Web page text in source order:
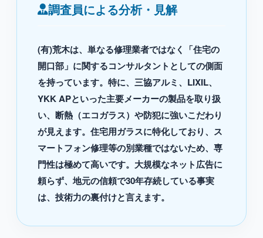
調査員による分析・見解
(有)荒木は、単なる修理業者ではなく「住宅の
開口部」に関するコンサルタントとしての側面
を持っています。特に、三協アルミ、LIXIL、
YKK APといった主要メーカーの製品を取り扱
い、断熱（エコガラス）や防犯に強いこだわり
が見えます。住宅用ガラスに特化しており、ス
マートフォン修理等の別業種ではないため、専
門性は極めて高いです。大規模なネット広告に
頼らず、地元の信頼で30年存続している事実
は、技術力の裏付けと言えます。